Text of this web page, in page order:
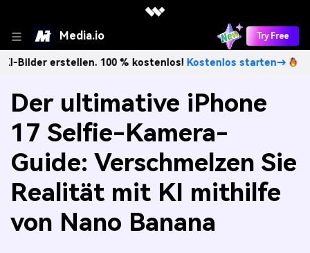
Media.io Try Free
100 % kostenlos!Kostenlos starten→
Der ultimative iPhone
17 Selfie-Kamera-
Guide: Verschmelzen Sie
Realität mit KI mithilfe
von Nano Banana